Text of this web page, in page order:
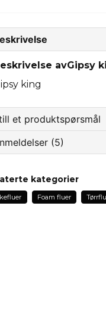
avGipsy
king
et produktspørsmål
(5)
kategorier
Foam fluer